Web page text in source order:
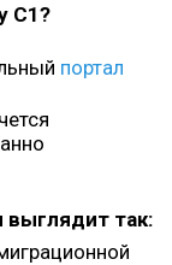
C1?
портал
выглядит так: